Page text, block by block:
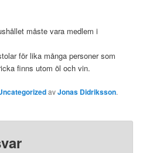
måste vara medlem i
för lika många personer som
finns utom öl och vin.
avJonas Didriksson.